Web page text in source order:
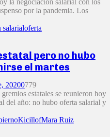
la negociación salarial con los
por la pandemia. Los
salarialoferta
pero no hubo
el martes
20200779
estatales se reunieron hoy
del año: no hubo oferta salarial y
KicillofMara Ruiz